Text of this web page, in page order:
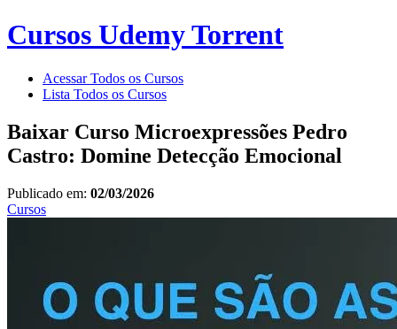
Cursos Udemy Torrent
Acessar Todos os Cursos
Lista Todos os Cursos
Baixar Curso Microexpressões Pedro
Castro: Domine Detecção Emocional
Publicado em: 02/03/2026
Cursos